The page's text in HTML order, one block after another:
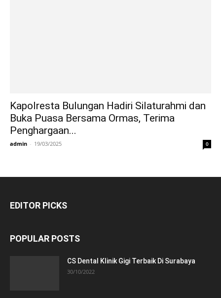
Kapolresta Bulungan Hadiri Silaturahmi dan
Buka Puasa Bersama Ormas, Terima
Penghargaan...
admin - 19/03/2025 0
EDITOR PICKS
POPULAR POSTS
CS Dental Klinik Gigi Terbaik Di Surabaya
30/10/2022